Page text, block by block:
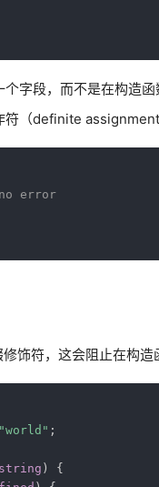
字段，而不是在构造
符（definite
error
饰符，这会阻止在构造
"world" ;
string )
{